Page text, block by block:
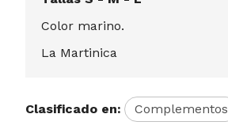
Color marino.
La Martinica
Clasificado en: Complementos